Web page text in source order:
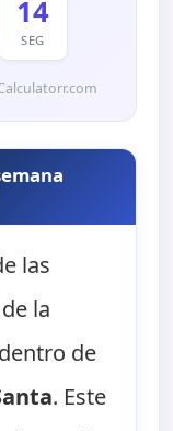
13
SEG
las
la
de
. Este